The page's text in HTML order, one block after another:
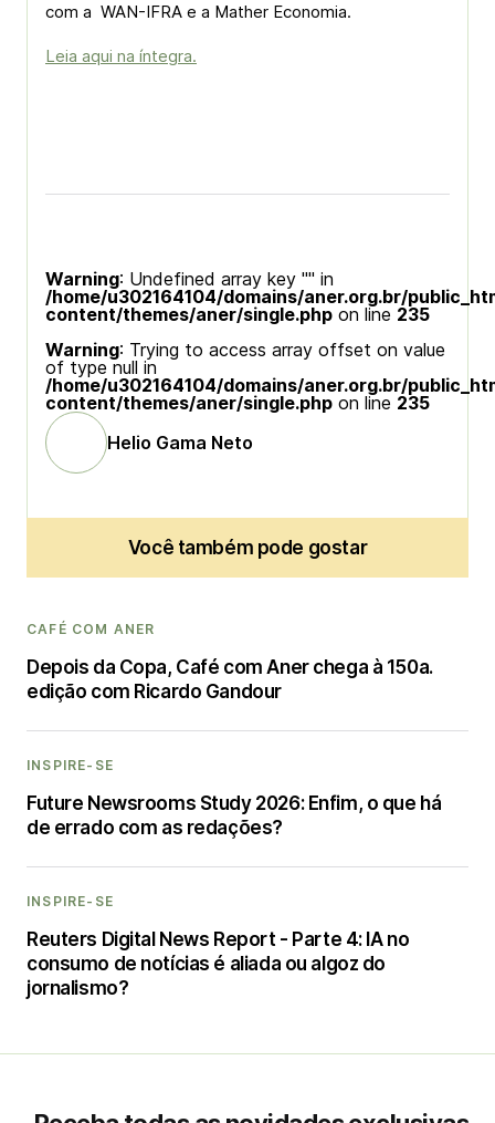
com a WAN-IFRA e a Mather Economia.
Leia aqui na íntegra.
Warning: Undefined array key "" in
/home/u302164104/domains/aner.org.br/
content/themes/aner/single.php on line 235
Warning: Trying to access array offset on value
of type null in
/home/u302164104/domains/aner.org.br/
content/themes/aner/single.php on line 235
Helio Gama Neto
Você também pode gostar
CAFÉ COM ANER
Depois da Copa, Café com Aner chega à 150a.
edição com Ricardo Gandour
INSPIRE-SE
Future Newsrooms Study 2026: Enfim, o que há
de errado com as redações?
INSPIRE-SE
Reuters Digital News Report - Parte 4: IA no
consumo de notícias é aliada ou algoz do
jornalismo?